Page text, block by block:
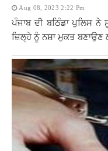
Aug 08, 2023 2:22 Pm
ਪੰਜਾਬ ਦੀ ਬਠਿੰਡਾ ਪੁਲਿਸ
ਜ਼ਿਲ੍ਹੇ ਨੂੰ ਨਸ਼ਾ ਮੁਕਤ